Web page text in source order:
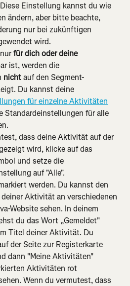
Einstellung kannst du wie
ändern, aber bitte beachte,
nur bei zukünftigen
wird.
für dich oder deine
ist, werden die
nicht auf den Segment-
Du kannst deine
für einzelne Aktivitäten
Standardeinstellungen für alle
dass deine Aktivität auf der
wird, klicke auf das
und setze die
auf "Alle".
werden. Du kannst den
Aktivität an verschiedenen
Website sehen. In deinem
du das Wort „Gemeldet"
Titel deiner Aktivität. Du
der Seite zur Registerkarte
dann "Meine Aktivitäten"
Aktivitäten rot
Wenn du vermutest, dass